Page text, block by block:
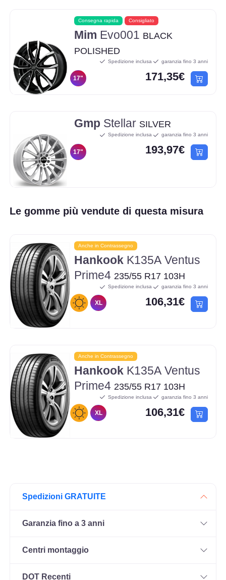
Consegna rapida Consigliato
Mim Evo001 BLACK
POLISHED
17"
Spedizione inclusa garanzia fino 3 anni
171,35€
Gmp Stellar SILVER
17"
Spedizione inclusa garanzia fino 3 anni
193,97€
Le gomme più vendute di questa misura
Anche in Contrassegno
Hankook K135A Ventus
Prime4 235/55 R17 103H
XL
Spedizione inclusa garanzia fino 3 anni
106,31€
Anche in Contrassegno
Hankook K135A Ventus
Prime4 235/55 R17 103H
XL
Spedizione inclusa garanzia fino 3 anni
106,31€
Spedizioni GRATUITE
Garanzia fino a 3 anni
Centri montaggio
DOT Recenti